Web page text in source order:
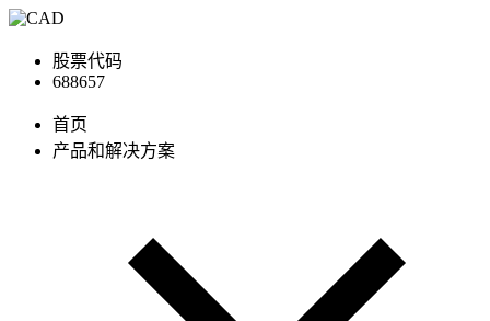
股票代码
688657
首页
产品和解决方案